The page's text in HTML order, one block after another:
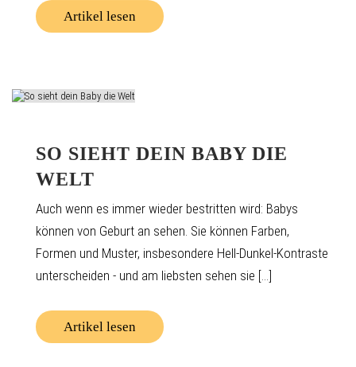
Artikel lesen
SO SIEHT DEIN BABY DIE
WELT
Auch wenn es immer wieder bestritten wird: Babys
können von Geburt an sehen. Sie können Farben,
Formen und Muster, insbesondere Hell-Dunkel-Kontraste
unterscheiden - und am liebsten sehen sie [...]
Artikel lesen